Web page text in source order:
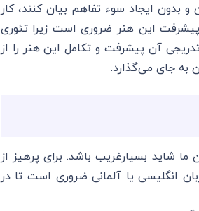
ایجاد سوء تفاهم بیان کنند، کار
این هنر ضروری است زیرا تئوری
آن پیشرفت و تکامل این هنر را از
به جای می‌گذارد.
ما شاید بسیارغریب باشد. برای پرهیز از
انگلیسی یا آلمانی ضروری است تا در